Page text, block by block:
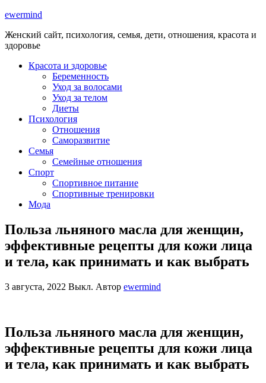
ewermind
Женский сайт, психология, семья, дети, отношения, красота и
здоровье
Красота и здоровье
Беременность
Уход за волосами
Уход за телом
Диеты
Психология
Отношения
Саморазвитие
Семья
Семейные отношения
Спорт
Спортивное питание
Спортивные тренировки
Мода
Польза льняного масла для женщин,
эффективные рецепты для кожи лица
и тела, как принимать и как выбрать
3 августа, 2022 Выкл. Автор ewermind
Польза льняного масла для женщин,
эффективные рецепты для кожи лица
и тела, как принимать и как выбрать